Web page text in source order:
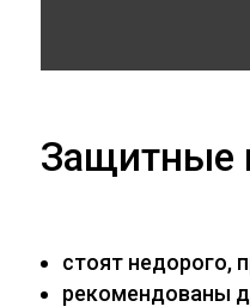
Защитные
стоят недорого,
рекомендованы